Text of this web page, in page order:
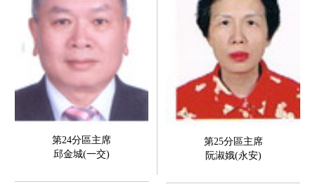
第24分區主席
邱金城(一交)
第25分區主席
阮淑娥(永安)